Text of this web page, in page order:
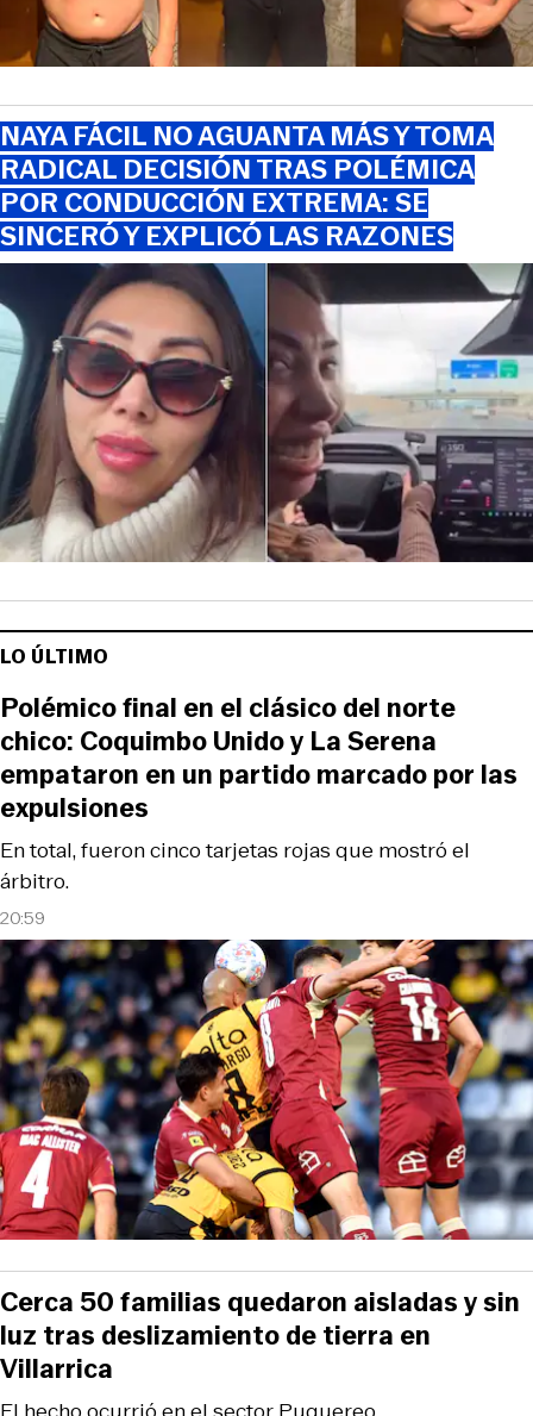
NAYA FÁCIL NO AGUANTA MÁS Y TOMA
RADICAL DECISIÓN TRAS POLÉMICA
POR CONDUCCIÓN EXTREMA: SE
SINCERÓ Y EXPLICÓ LAS RAZONES
LO ÚLTIMO
20:59
En total, fueron cinco tarjetas rojas que mostró el
árbitro.
Polémico final en el clásico del norte
chico: Coquimbo Unido y La Serena
empataron en un partido marcado por las
expulsiones
Cerca 50 familias quedaron aisladas y sin
luz tras deslizamiento de tierra en
Villarrica